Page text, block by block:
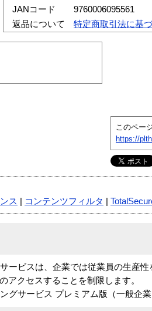
JANコード
9760006095561
返品について
特定商取引法に基
このペー
https://
ス コンテンツフィルタ
ービスは、企業では従業員の生産
アクセスすることを制限します。
グサービス プレミアム版（一般企業